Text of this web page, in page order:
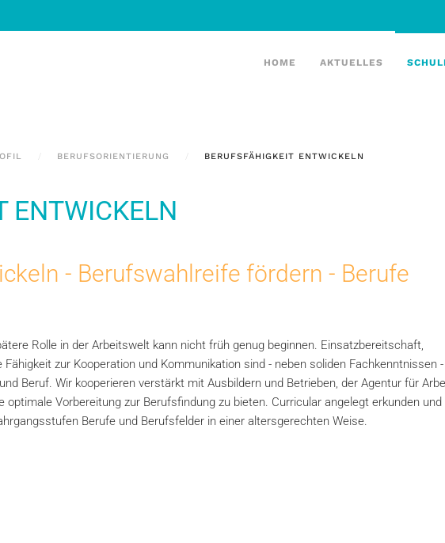
HOME AKTUELLES
BERUFSORIENTIERUNG BERUFSFÄHIGKEIT ENTWICKELN
ENTWICKELN
- Berufswahlreife fördern - Berufe
Rolle in der Arbeitswelt kann nicht früh genug beginnen. Einsatzbereitschaft,
zur Kooperation und Kommunikation sind - neben soliden Fachkenntnissen -
Beruf. Wir kooperieren verstärkt mit Ausbildern und Betrieben, der Agentur für
optimale Vorbereitung zur Berufsfindung zu bieten. Curricular angelegt erkunden und
Berufe und Berufsfelder in einer altersgerechten Weise.